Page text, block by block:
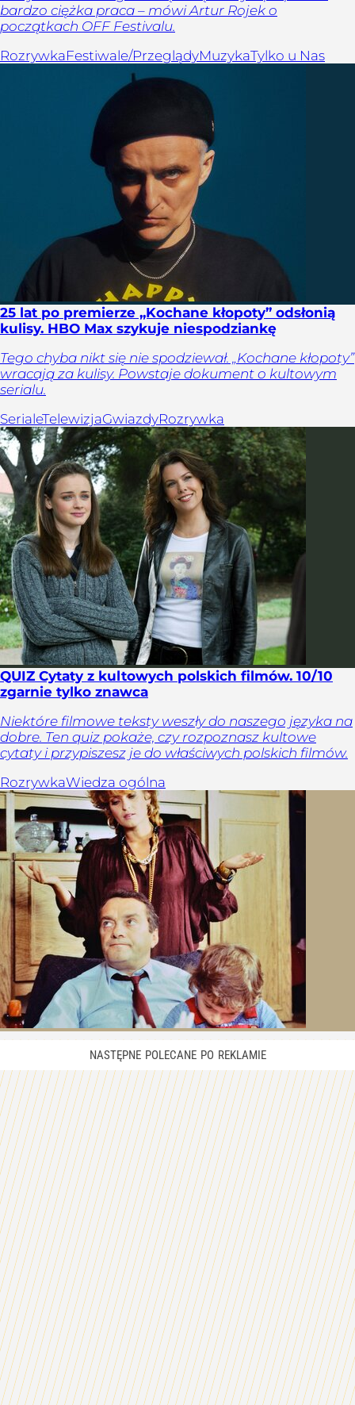
bardzo ciężka praca – mówi Artur Rojek o
początkach OFF Festivalu.
RozrywkaFestiwale/PrzeglądyMuzykaTylko u Nas
25 lat po premierze „Kochane kłopoty” odsłonią
kulisy. HBO Max szykuje niespodziankę
Tego chyba nikt się nie spodziewał. „Kochane kłopoty”
wracają za kulisy. Powstaje dokument o kultowym
serialu.
SerialeTelewizjaGwiazdyRozrywka
QUIZ Cytaty z kultowych polskich filmów. 10/10
zgarnie tylko znawca
Niektóre filmowe teksty weszły do naszego języka na
dobre. Ten quiz pokaże, czy rozpoznasz kultowe
cytaty i przypiszesz je do właściwych polskich filmów.
RozrywkaWiedza ogólna